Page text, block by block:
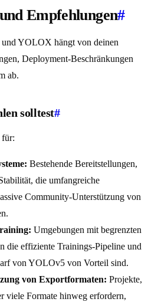
Empfehlungen#
YOLOX hängt von deinen
Deployment-Beschränkungen
ab.
solltest#
Bestehende Bereitstellungen,
die umfangreiche
Community-Unterstützung von
Umgebungen mit begrenzten
die effiziente Trainings-Pipeline und
von YOLOv5 von Vorteil sind.
von Exportformaten: Projekte,
viele Formate hinweg erfordern,